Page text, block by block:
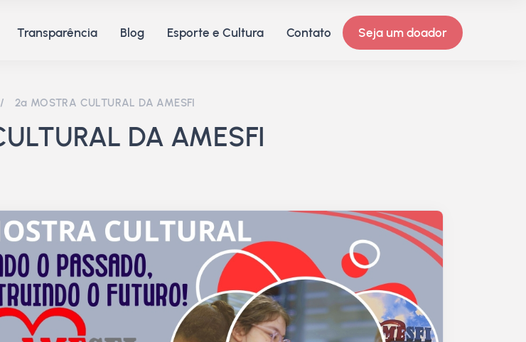
Transparência Blog Esporte e Cultura Contato Seja um doador
/ 2ª MOSTRA CULTURAL DA AMESFI
DA AMESFI